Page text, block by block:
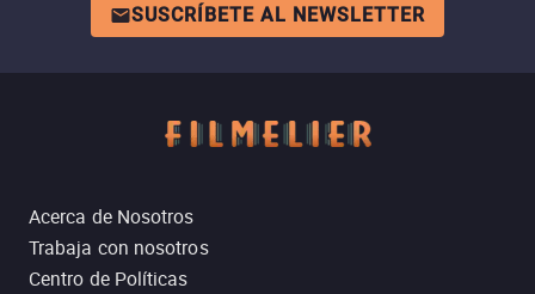
SUSCRÍBETE AL NEWSLETTER
Acerca de Nosotros
Trabaja con nosotros
Centro de Políticas